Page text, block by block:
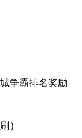
争霸排名奖励
）